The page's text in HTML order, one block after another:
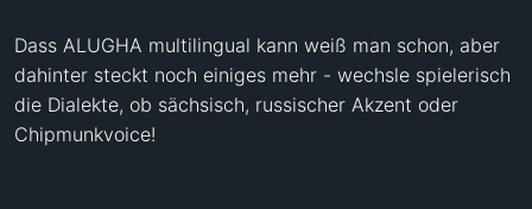
Dass ALUGHA multilingual kann weiß man schon, aber
dahinter steckt noch einiges mehr - wechsle spielerisch
die Dialekte, ob sächsisch, russischer Akzent oder
Chipmunkvoice!